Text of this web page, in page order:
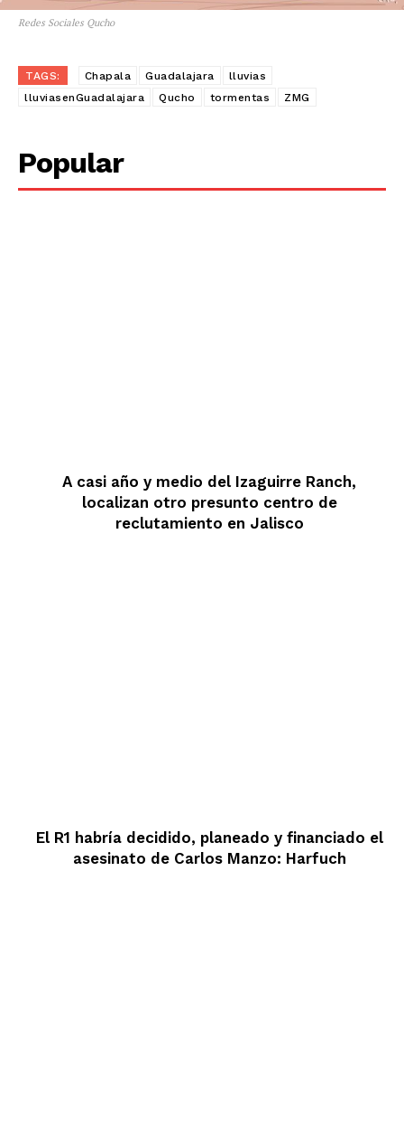
Redes Sociales Qucho
TAGS: Chapala Guadalajara
lluvias
lluviasenGuadalajara
Qucho tormentas ZMG
Popular
A casi año y medio del Izaguirre Ranch,
localizan otro presunto centro de
reclutamiento en Jalisco
El R1 habría decidido, planeado y financiado el
asesinato de Carlos Manzo: Harfuch